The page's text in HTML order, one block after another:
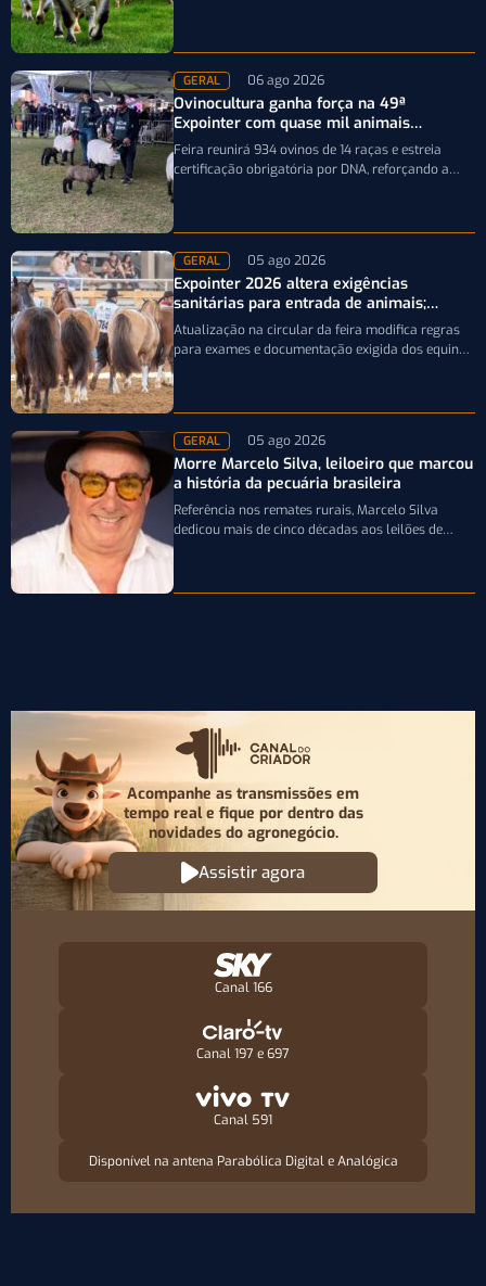
GERAL 06 ago 2026
Ovinocultura ganha força na 49ª
Expointer com quase mil animais
inscritos
Feira reunirá 934 ovinos de 14 raças e estreia
certificação obrigatória por DNA, reforçando a
GERAL 05 ago 2026
Expointer 2026 altera exigências
sanitárias para entrada de animais;
entenda
Atualização na circular da feira modifica regras
para exames e documentação exigida dos equinos
GERAL 05 ago 2026
Morre Marcelo Silva, leiloeiro que marcou
a história da pecuária brasileira
Referência nos remates rurais, Marcelo Silva
dedicou mais de cinco décadas aos leilões de
Acompanhe as transmissões em
tempo real e fique por dentro das
novidades do agronegócio.
Assistir agora
Canal 166
Canal 197 e 697
Canal 591
Disponível na antena Parabólica Digital e Analógica